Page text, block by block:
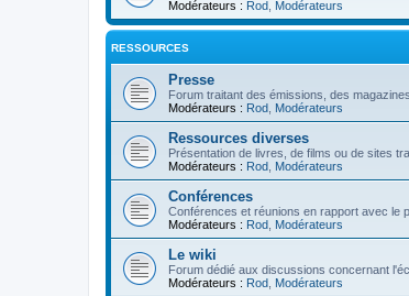
Modérateurs : Rod Modérateurs
RESSOURCES
Presse
Forum traitant des émissions, des
Modérateurs : Rod Modérateurs
Ressources diverses
Présentation de livres, de films ou de sites
Modérateurs : Rod Modérateurs
Conférences
Conférences et réunions en rapport avec le
Modérateurs : Rod Modérateurs
Le wiki
Forum dédié aux discussions concernant
Modérateurs : Rod Modérateurs